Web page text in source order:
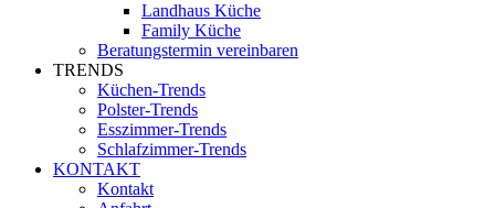
Landhaus Küche
Family Küche
Beratungstermin vereinbaren
TRENDS
Küchen-Trends
Polster-Trends
Esszimmer-Trends
Schlafzimmer-Trends
KONTAKT
Kontakt